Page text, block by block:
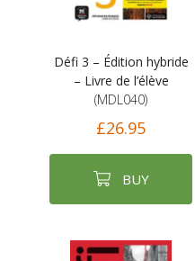
Défi 3 – Édition hybride
– Livre de l’élève
(MDL040)
£26.95
BUY